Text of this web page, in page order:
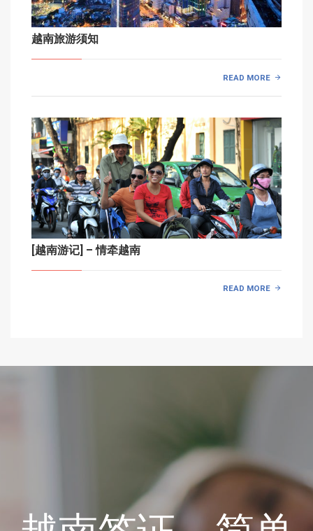
越南旅游须知
READ MORE
[越南游记] – 情牵越南
READ MORE